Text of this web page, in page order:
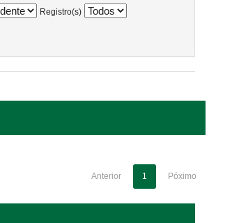
Registro(s)
Anterior 1 Póximo